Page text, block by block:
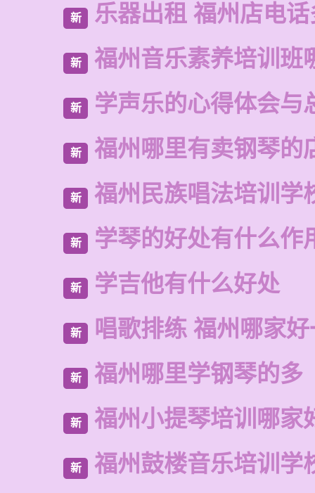
新 乐器出租 福州店电
新 福州音乐素养培训班
新 学声乐的心得体会与
新 福州哪里有卖钢琴的
新 福州民族唱法培训学
新 学琴的好处有什么作
新 学吉他有什么好处
新 唱歌排练 福州哪家
新 福州哪里学钢琴的多
新 福州小提琴培训哪家
新 福州鼓楼音乐培训学